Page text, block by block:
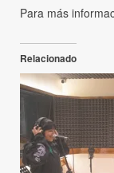
Para más
Relacionado